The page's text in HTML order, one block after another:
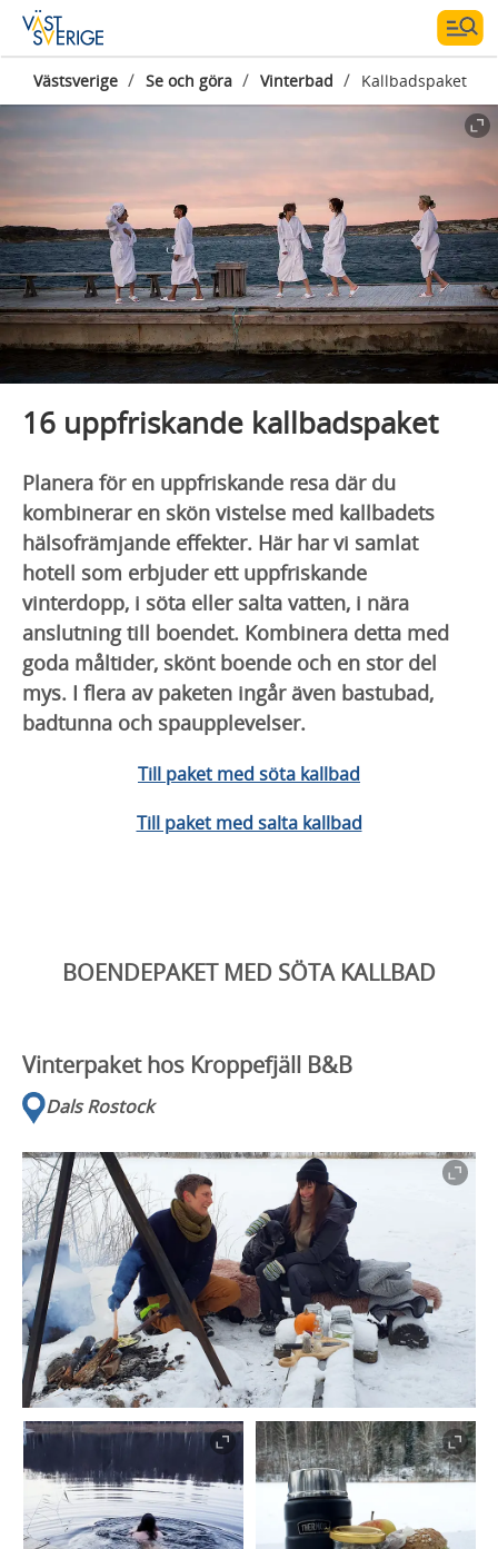
Västsverige / Se och göra / Vinterbad / Kallbadspaket
16 uppfriskande kallbadspaket
Planera för en uppfriskande resa där du
kombinerar en skön vistelse med kallbadets
hälsofrämjande effekter. Här har vi samlat
hotell som erbjuder ett uppfriskande
vinterdopp, i söta eller salta vatten, i nära
anslutning till boendet. Kombinera detta med
goda måltider, skönt boende och en stor del
mys. I flera av paketen ingår även bastubad,
badtunna och spaupplevelser.
Till paket med söta kallbad
Till paket med salta kallbad
BOENDEPAKET MED SÖTA KALLBAD
Vinterpaket hos Kroppefjäll B&B
Dals Rostock